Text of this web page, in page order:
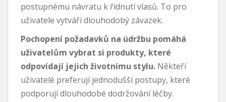
postupnému návratu k řídnutí vlasů. To pro
uživatele vytváří dlouhodobý závazek.
Pochopení požadavků na údržbu pomáhá
uživatelům vybrat si produkty, které
odpovídají jejich životnímu stylu. Někteří
uživatelé preferují jednodušší postupy, které
podporují dlouhodobé dodržování léčby.